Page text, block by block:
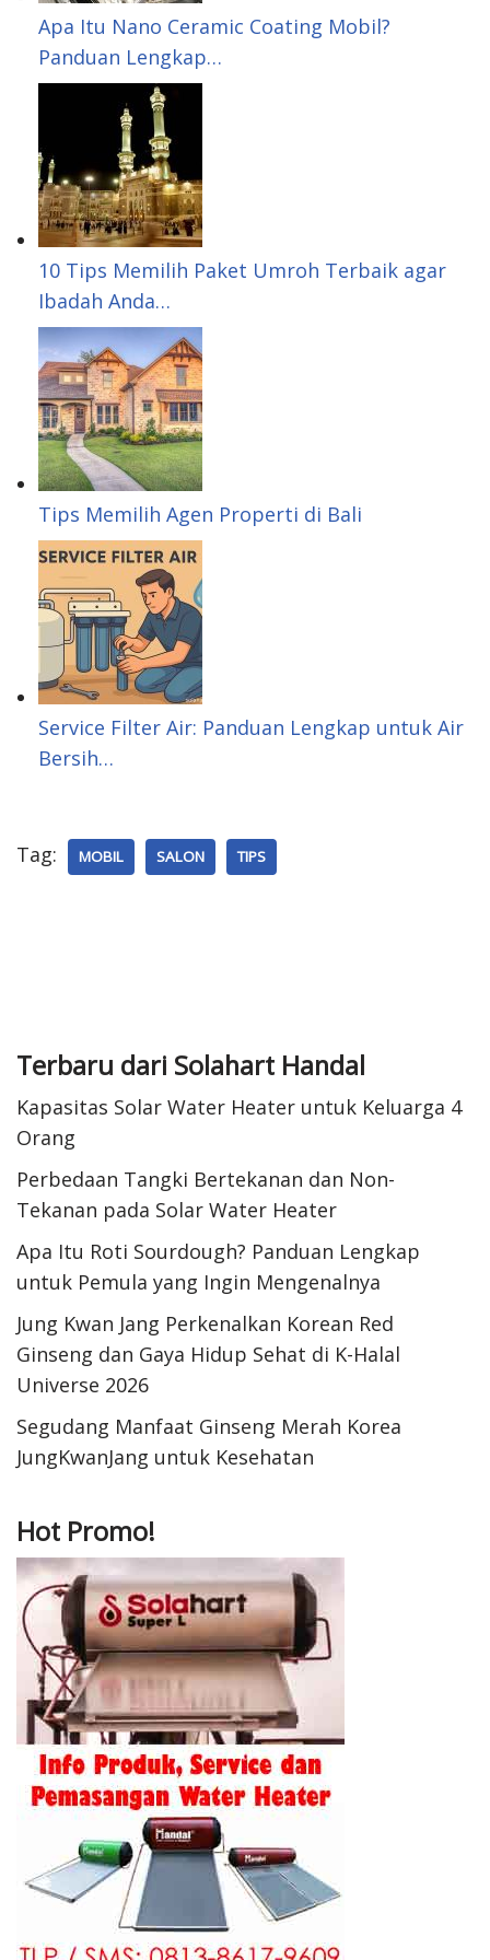
Apa Itu Nano Ceramic Coating Mobil?
Panduan Lengkap…
10 Tips Memilih Paket Umroh Terbaik agar
Ibadah Anda…
Tips Memilih Agen Properti di Bali
Service Filter Air: Panduan Lengkap untuk Air
Bersih…
Tag: MOBIL SALON TIPS
Terbaru dari Solahart Handal
Kapasitas Solar Water Heater untuk Keluarga 4
Orang
Perbedaan Tangki Bertekanan dan Non-
Tekanan pada Solar Water Heater
Apa Itu Roti Sourdough? Panduan Lengkap
untuk Pemula yang Ingin Mengenalnya
Jung Kwan Jang Perkenalkan Korean Red
Ginseng dan Gaya Hidup Sehat di K-Halal
Universe 2026
Segudang Manfaat Ginseng Merah Korea
JungKwanJang untuk Kesehatan
Hot Promo!